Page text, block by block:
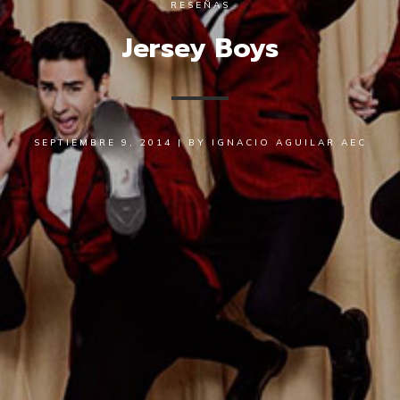
RESEÑAS
Jersey Boys
SEPTIEMBRE 9, 2014 | BY IGNACIO AGUILAR AEC